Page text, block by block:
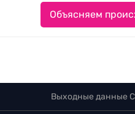
Объясняем
Выходные данные